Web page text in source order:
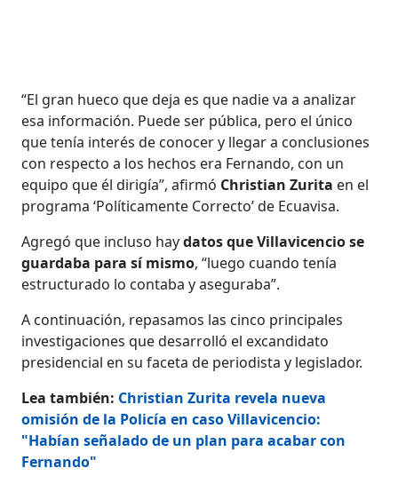
“El gran hueco que deja es que nadie va a analizar
esa información. Puede ser pública, pero el único
que tenía interés de conocer y llegar a conclusiones
con respecto a los hechos era Fernando, con un
equipo que él dirigía”, afirmó Christian Zurita en el
programa ‘Políticamente Correcto’ de Ecuavisa.
Agregó que incluso haydatos que Villavicencio se
guardaba para sí mismo, “luego cuando tenía
estructurado lo contaba y aseguraba”.
A continuación, repasamos las cinco principales
investigaciones que desarrolló el excandidato
presidencial en su faceta de periodista y legislador.
Lea también: Christian Zurita revela nueva
omisión de la Policía en caso Villavicencio:
"Habían señalado de un plan para acabar con
Fernando"